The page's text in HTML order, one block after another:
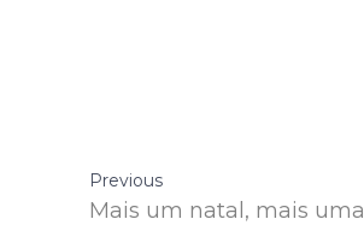
Previous
Mais um natal, mais uma